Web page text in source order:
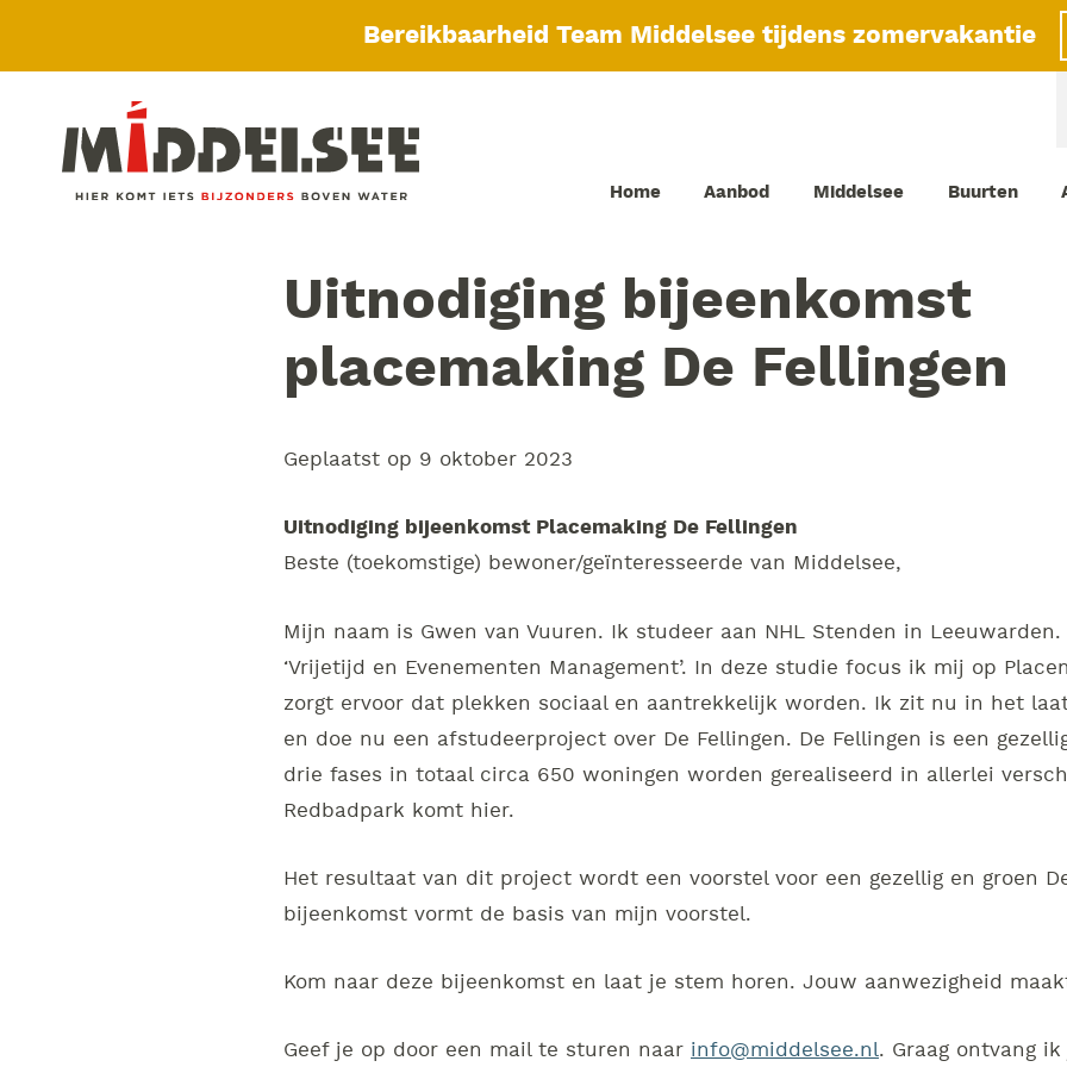
Bereikbaarheid Team Middelsee tijdens zomervakantie
Home Aanbod Middelsee Buurten
Uitnodiging bijeenkomst
placemaking De Fellingen
Geplaatst op 9 oktober 2023
Uitnodiging bijeenkomst Placemaking De Fellingen
Beste (toekomstige) bewoner/geïnteresseerde van Middelsee,
Mijn naam is Gwen van Vuuren. Ik studeer aan NHL Stenden in
‘Vrijetijd en Evenementen Management’. In deze studie focus ik mij op
zorgt ervoor dat plekken sociaal en aantrekkelijk worden. Ik zit nu in het
en doe nu een afstudeerproject over De Fellingen. De Fellingen is een
drie fases in totaal circa 650 woningen worden gerealiseerd in allerlei
Redbadpark komt hier.
Het resultaat van dit project wordt een voorstel voor een gezellig en groen
bijeenkomst vormt de basis van mijn voorstel.
Kom naar deze bijeenkomst en laat je stem horen. Jouw aanwezigheid
Geef je op door een mail te sturen naar info@middelsee.nl. Graag ontvang